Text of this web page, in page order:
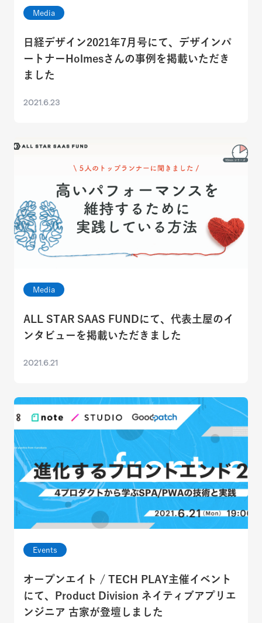
Media
日経デザイン2021年7月号にて、デザインパ
ートナーHolmesさんの事例を掲載いただき
ました
2021.6.23
Media
ALL STAR SAAS FUNDにて、代表土屋のイ
ンタビューを掲載いただきました
2021.6.21
Events
オープンエイト / TECH PLAY主催イベント
にて、Product Division ネイティブアプリエ
ンジニア 古家が登壇しました